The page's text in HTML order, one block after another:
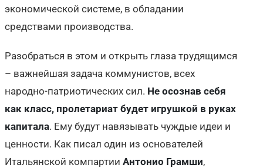
экономической системе, в обладании
средствами производства.
Разобраться в этом и открыть глаза трудящимся
– важнейшая задача коммунистов, всех
народно-патриотических сил. Не осознав себя
как класс, пролетариат будет игрушкой в руках
капитала. Ему будут навязывать чуждые идеи и
ценности. Как писал один из основателей
Итальянской компартии Антонио Грамши,